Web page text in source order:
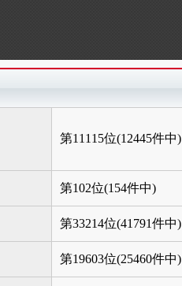
第11115位(12445件中)
第102位(154件中)
第33214位(41791件中)
第19603位(25460件中)